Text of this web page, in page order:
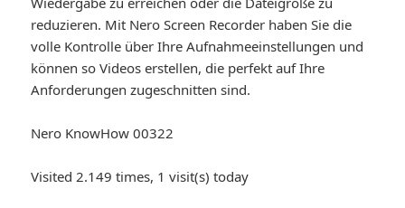
reduzieren. Mit Nero Screen Recorder haben Sie die
volle Kontrolle über Ihre Aufnahmeeinstellungen und
können so Videos erstellen, die perfekt auf Ihre
Anforderungen zugeschnitten sind.
Nero KnowHow 00322
Visited 2.149 times, 1 visit(s) today